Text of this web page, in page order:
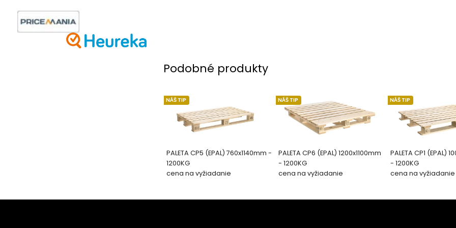
Podobné produkty
PALETA CP5 (EPAL) 760x1140mm -
1200KG
NÁŠ TIP
cena na vyžiadanie
PALETA CP6 (EPAL) 1200x1100mm
- 1200KG
NÁŠ TIP
cena na vyžiadanie
PALETA CP1 (EPAL)
- 1200KG
NÁŠ TIP
cena na vyžiadanie